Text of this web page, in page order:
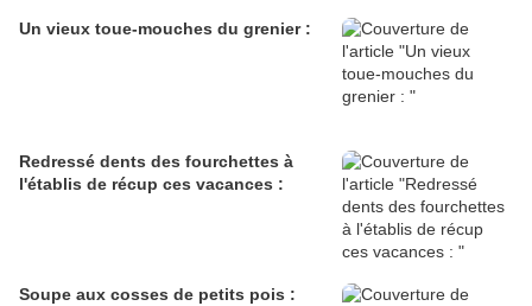
Un vieux toue-mouches du grenier :
Redressé dents des fourchettes à
l'établis de récup ces vacances :
Soupe aux cosses de petits pois :